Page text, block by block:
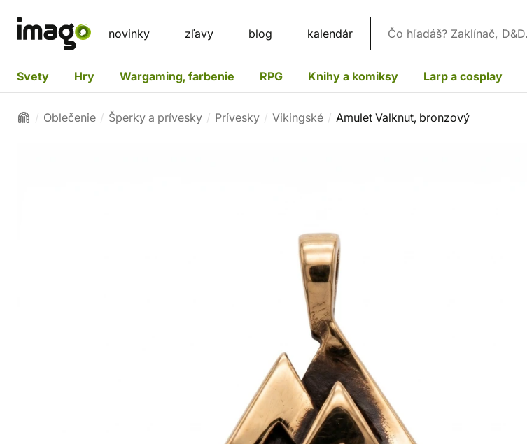
novinky zľavy blog kalendár Vyhľadávanie
Svety Hry Wargaming, farbenie RPG Knihy a komiksy Larp a cosplay
Oblečenie Šperky a prívesky Prívesky Vikingské Amulet Valknut, bronzový